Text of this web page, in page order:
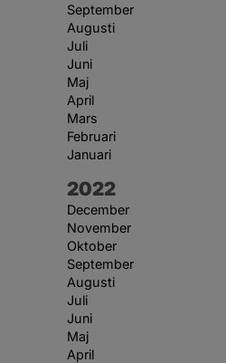
September
Augusti
Juli
Juni
Maj
April
Mars
Februari
Januari
År:
2022
December
November
Oktober
September
Augusti
Juli
Juni
Maj
April